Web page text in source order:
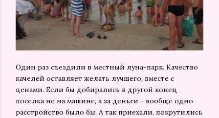
Один раз съездили в местный луна-парк. Качество
качелей оставляет желать лучшего, вместе с
ценами. Если бы добирались в другой конец
поселка не на машине, а за деньги - вообще одно
расстройство было бы. А так приехали, покрутились